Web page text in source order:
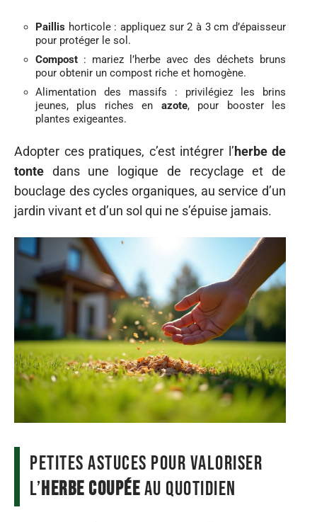
Paillis horticole : appliquez sur 2 à 3 cm d’épaisseur
pour protéger le sol.
Compost : mariez l’herbe avec des déchets bruns
pour obtenir un compost riche et homogène.
Alimentation des massifs : privilégiez les brins
jeunes, plus riches en azote, pour booster les
plantes exigeantes.
Adopter ces pratiques, c’est intégrer l’herbe de
tonte dans une logique de recyclage et de
bouclage des cycles organiques, au service d’un
jardin vivant et d’un sol qui ne s’épuise jamais.
Petites astuces pour valoriser
l’herbe coupéeau quotidien